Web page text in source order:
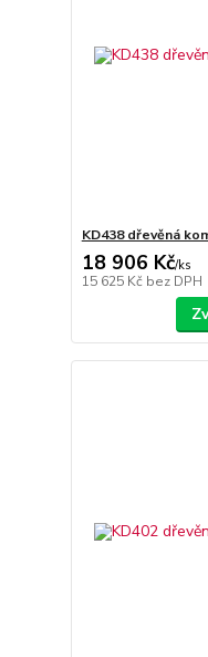
KD438 dřevěná
18 906 Kč/ks
15 625 Kč bez DPH